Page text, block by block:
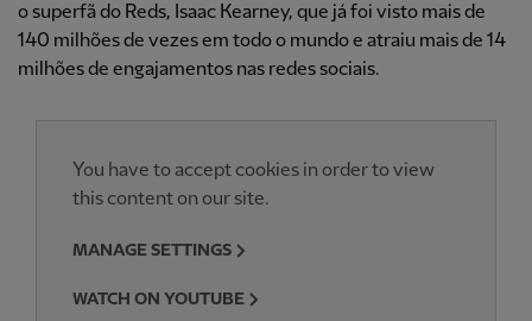
o superfã do Reds, Isaac Kearney, que já foi visto mais de
140 milhões de vezes em todo o mundo e atraiu mais de 14
milhões de engajamentos nas redes sociais.
You have to accept cookies in order to view
this content on our site.
MANAGE SETTINGS
WATCH ON YOUTUBE